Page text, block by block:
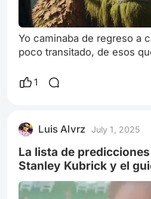
Yo caminaba de regreso a
poco transitado, de esos
que no pensaba en nada
con garras afiladas y ojos
Grande, sí, y cubierto de
que parecía hecho de hoj
1
Luis Alvrz July 1, 2025
La lista de
Stanley Kubrick y el
Clarke hicieron en la